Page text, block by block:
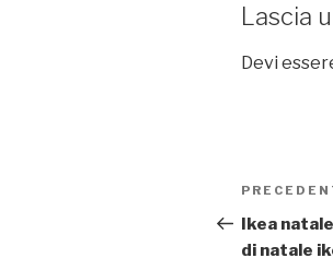
Lascia
Devi
articoli
Articolo
Ikea
di natale